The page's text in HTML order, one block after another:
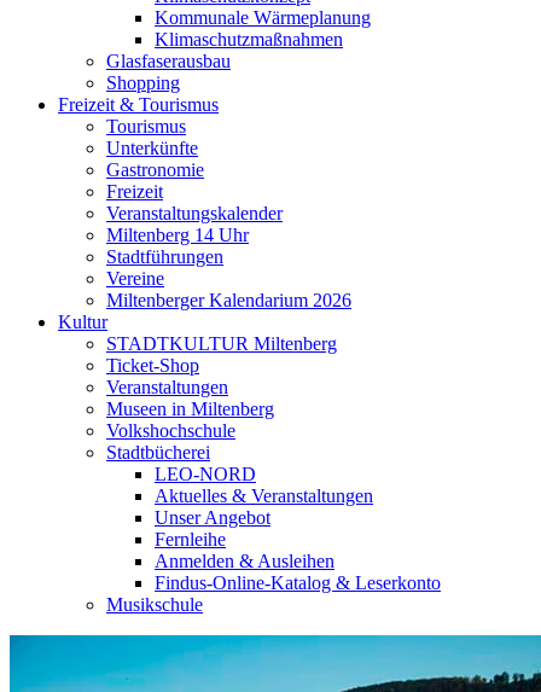
Kommunale Wärmeplanung
Klimaschutzmaßnahmen
Glasfaserausbau
Shopping
Freizeit & Tourismus
Tourismus
Unterkünfte
Gastronomie
Freizeit
Veranstaltungskalender
Miltenberg 14 Uhr
Stadtführungen
Vereine
Miltenberger Kalendarium 2026
Kultur
STADTKULTUR Miltenberg
Ticket-Shop
Veranstaltungen
Museen in Miltenberg
Volkshochschule
Stadtbücherei
LEO-NORD
Aktuelles & Veranstaltungen
Unser Angebot
Fernleihe
Anmelden & Ausleihen
Findus-Online-Katalog & Leserkonto
Musikschule